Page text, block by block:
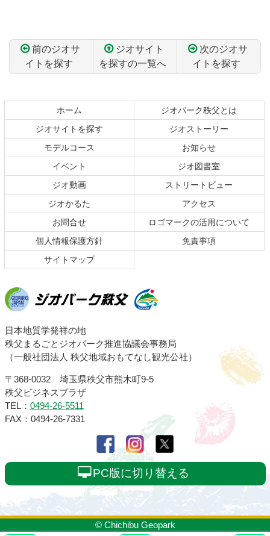
前のジオサ
イトを探す
ジオサイト
を探すの一覧へ
次のジオサ
イトを探す
ン
文
へ
の
へ
ホーム
ジオパーク秩父とは
ジオサイトを探す
ジオストーリー
モデルコース
お知らせ
イベント
ジオ図書室
ジオ動画
ストリートビュー
ジオかるた
アクセス
お問合せ
ロゴマークの活用について
個人情報保護方針
免責事項
サイトマップ
ジオパーク秩父
日本地質学発祥の地
秩父まるごとジオパーク推進協議会事務局
（一般社団法人 秩父地域おもてなし観光公社）
〒368-0032 埼玉県秩父市熊木町9-5
秩父ビジネスプラザ
TEL： 0494-26-5511
FAX：0494-26-7331
PC版に切り替える
© Chichibu Geopark